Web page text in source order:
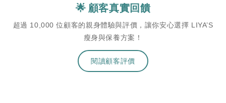
🌟 顧客真實回饋
超過 10,000 位顧客的親身體驗與評價，讓你安心選擇 LIYA’S
瘦身與保養方案！
閱讀顧客評價